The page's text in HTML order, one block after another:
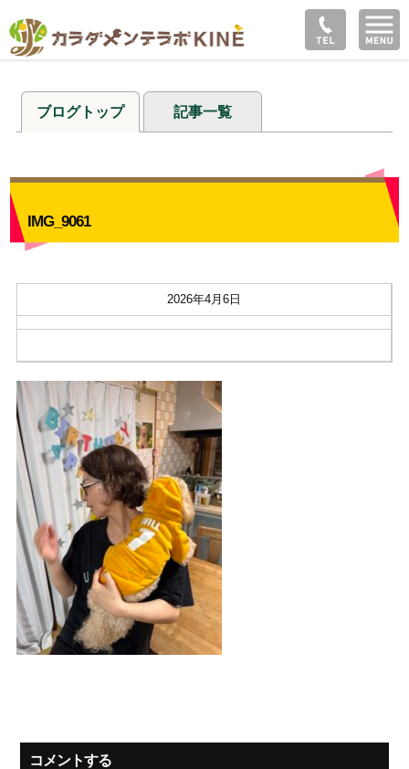
ブログトップ 記事一覧
IMG_9061
2026年4月6日
コメントする